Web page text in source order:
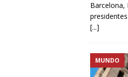
Barcelona,
[...]
MUNDO